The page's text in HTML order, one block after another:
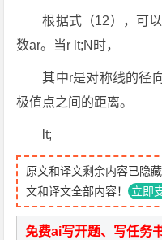
根据式（12），可
数ar。当r lt;N时，
其中r是对称线的径
极值点之间的距离。
lt;
原文和译文剩余内容已隐
文和译文全部内容！ 立即
免费ai写开题、写任务